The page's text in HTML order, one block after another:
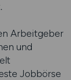
Arbeitgeber
und
Jobbörse